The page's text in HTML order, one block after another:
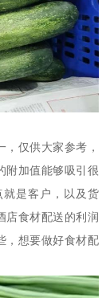
仅供大家参考，
附加值能够吸引很
是客户，以及货
店食材配送的利润
，想要做好食材配